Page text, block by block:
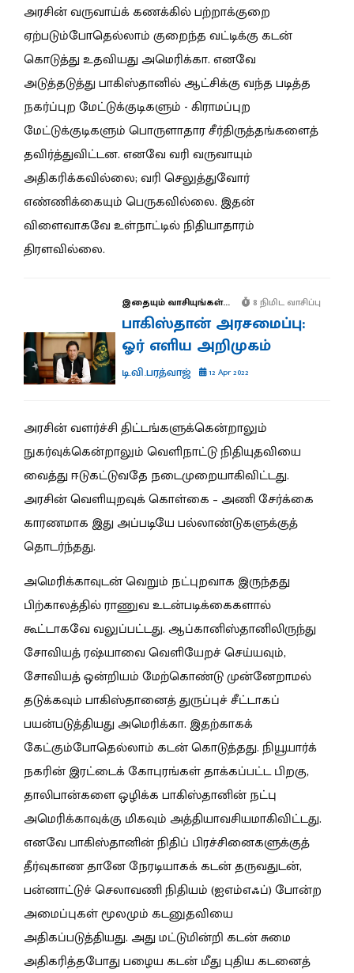
அரசின் வருவாய்க் கணக்கில் பற்றாக்குறை
ஏற்படும்போதெல்லாம் குறைந்த வட்டிக்கு கடன்
கொடுத்து உதவியது அமெரிக்கா. எனவே
அடுத்தடுத்து பாகிஸ்தானில் ஆட்சிக்கு வந்த படித்த
நகர்ப்புற மேட்டுக்குடிகளும் - கிராமப்புற
மேட்டுக்குடிகளும் பொருளாதார சீர்திருத்தங்களைத்
தவிர்த்துவிட்டன. எனவே வரி வருவாயும்
அதிகரிக்கவில்லை; வரி செலுத்துவோர்
எண்ணிக்கையும் பெருகவில்லை. இதன்
விளைவாகவே உள்நாட்டில் நிதியாதாரம்
திரளவில்லை.
இதையும் வாசியுங்கள்... 8 நிமிட வாசிப்பு
பாகிஸ்தான் அரசமைப்பு:
ஓர் எளிய அறிமுகம்
டி.வி.பரத்வாஜ் 12 Apr 2022
அரசின் வளர்ச்சி திட்டங்களுக்கென்றாலும்
நுகர்வுக்கென்றாலும் வெளிநாட்டு நிதியுதவியை
வைத்து ஈடுகட்டுவதே நடைமுறையாகிவிட்டது.
அரசின் வெளியுறவுக் கொள்கை – அணி சேர்க்கை
காரணமாக இது அப்படியே பல்லாண்டுகளுக்குத்
தொடர்ந்தது.
அமெரிக்காவுடன் வெறும் நட்புறவாக இருந்தது
பிற்காலத்தில் ராணுவ உடன்படிக்கைகளால்
கூட்டாகவே வலுப்பட்டது. ஆப்கானிஸ்தானிலிருந்து
சோவியத் ரஷ்யாவை வெளியேறச் செய்யவும்,
சோவியத் ஒன்றியம் மேற்கொண்டு முன்னேறாமல்
தடுக்கவும் பாகிஸ்தானைத் துருப்புச் சீட்டாகப்
பயன்படுத்தியது அமெரிக்கா. இதற்காகக்
கேட்கும்போதெல்லாம் கடன் கொடுத்தது. நியூயார்க்
நகரின் இரட்டைக் கோபுரங்கள் தாக்கப்பட்ட பிறகு,
தாலிபான்களை ஒழிக்க பாகிஸ்தானின் நட்பு
அமெரிக்காவுக்கு மிகவும் அத்தியாவசியமாகிவிட்டது.
எனவே பாகிஸ்தானின் நிதிப் பிரச்சினைகளுக்குத்
தீர்வுகாண தானே நேரடியாகக் கடன் தருவதுடன்,
பன்னாட்டுச் செலாவணி நிதியம் (ஐஎம்எஃப்) போன்ற
அமைப்புகள் மூலமும் கடனுதவியை
அதிகப்படுத்தியது. அது மட்டுமின்றி கடன் சுமை
அதிகரித்தபோது பழைய கடன் மீது புதிய கடனைத்